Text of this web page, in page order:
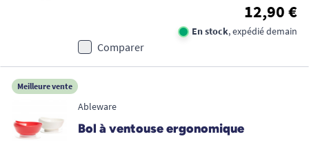
12,90 €
En stock, expédié demain
Comparer
Meilleure vente
Ableware
Bol à ventouse ergonomique